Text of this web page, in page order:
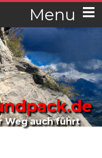
Menu
Weg auch führt